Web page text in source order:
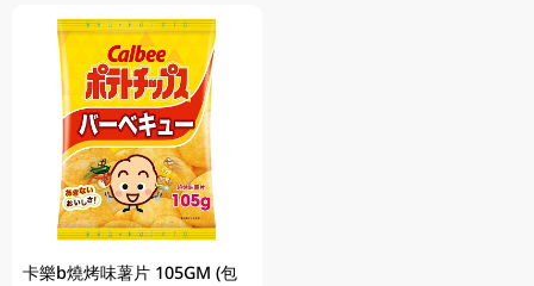
卡樂b燒烤味薯片 105GM (包